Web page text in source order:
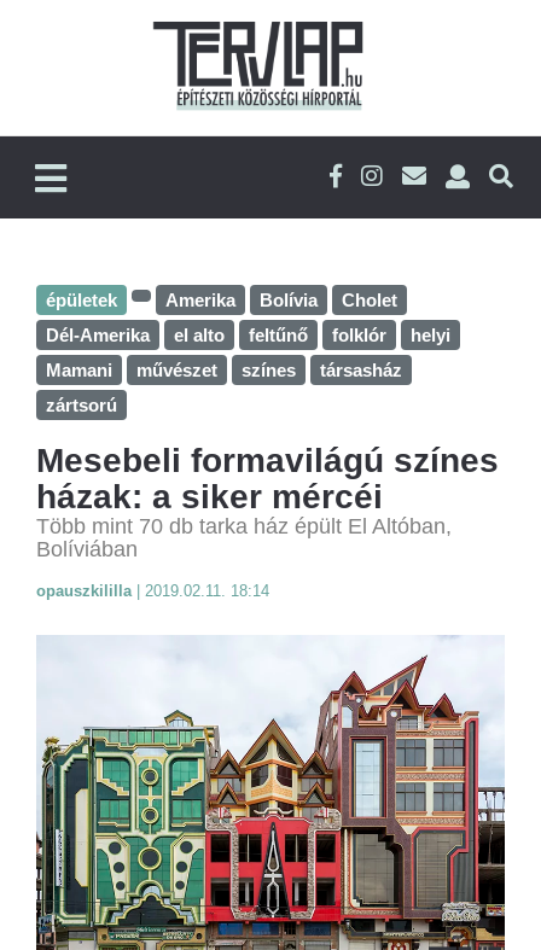
épületek Amerika Bolívia
Cholet
Dél-Amerika
el alto feltűnő folklór
helyi
Mamani
művészet színes
társasház
zártsorú
Mesebeli formavilágú színes
házak: a siker mércéi
Több mint 70 db tarka ház épült El Altóban,
Bolíviában
opauszkililla 2019.02.11. 18:14